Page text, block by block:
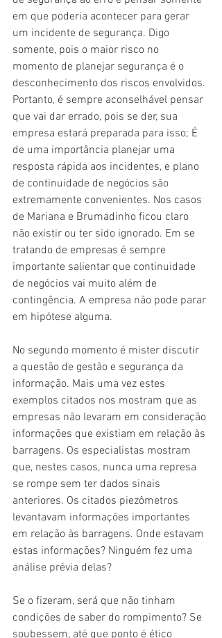
em que poderia acontecer para gerar
um incidente de segurança. Digo
somente, pois o maior risco no
momento de planejar segurança é o
desconhecimento dos riscos envolvidos.
Portanto, é sempre aconselhável pensar
que vai dar errado, pois se der, sua
empresa estará preparada para isso; É
de uma importância planejar uma
resposta rápida aos incidentes, e plano
de continuidade de negócios são
extremamente convenientes. Nos casos
de Mariana e Brumadinho ficou claro
não existir ou ter sido ignorado. Em se
tratando de empresas é sempre
importante salientar que continuidade
de negócios vai muito além de
contingência. A empresa não pode parar
em hipótese alguma.
No segundo momento é mister discutir
a questão de gestão e segurança da
informação. Mais uma vez estes
exemplos citados nos mostram que as
empresas não levaram em consideração
informações que existiam em relação às
barragens. Os especialistas mostram
que, nestes casos, nunca uma represa
se rompe sem ter dados sinais
anteriores. Os citados piezômetros
levantavam informações importantes
em relação às barragens. Onde estavam
estas informações? Ninguém fez uma
análise prévia delas?
Se o fizeram, será que não tinham
condições de saber do rompimento? Se
soubessem, até que ponto é ético